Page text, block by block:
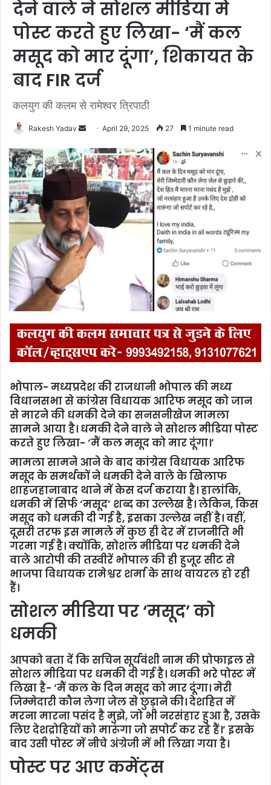
देने वाले ने सोशल मीडिया मे
पोस्ट करते हुए लिखा- ‘मैं कल
मसूद को मार दूंगा’, शिकायत के
बाद FIR दर्ज
कलयुग की कलम से रामेश्वर त्रिपाठी
Rakesh Yadav
n
d
a
n
e
m
i
April 29, 2025 27 1 minute read
भोपाल- मध्यप्रदेश की राजधानी भोपाल की मध्य
विधानसभा से कांग्रेस विधायक आरिफ मसूद को जान
से मारने की धमकी देने का सनसनीखेज मामला
सामने आया है। धमकी देने वाले ने सोशल मीडिया पोस्ट
करते हुए लिखा- ‘मैं कल मसूद को मार दूंगा।’
मामला सामने आने के बाद कांग्रेस विधायक आरिफ
मसूद के समर्थकों ने धमकी देने वाले के खिलाफ
शाहजहानाबाद थाने में केस दर्ज कराया है। हालांकि,
धमकी में सिर्फ ‘मसूद’ शब्द का उल्लेख है। लेकिन, किस
मसूद को धमकी दी गई है, इसका उल्लेख नहीं है। वहीं,
दूसरी तरफ इस मामले में कुछ ही देर में राजनीति भी
गरमा गई है। क्योंकि, सोशल मीडिया पर धमकी देने
वाले आरोपी की तस्वीरें भोपाल की ही हुजूर सीट से
भाजपा विधायक रामेश्वर शर्मा के साथ वायरल हो रही
हैं।
सोशल मीडिया पर ‘मसूद’ को
धमकी
आपको बता दें कि सचिन सूर्यवंशी नाम की प्रोफाइल से
सोशल मीडिया पर धमकी दी गई है। धमकी भरे पोस्ट में
लिखा है- ‘मैं कल के दिन मसूद को मार दूंगा। मेरी
जिम्मेदारी कौन लेगा जेल से छुड़ाने की। देशहित में
मरना मारना पसंद है मुझे, जो भी नरसंहार हुआ है, उसके
लिए देशद्रोहियों को मारूंगा जो सपोर्ट कर रहे हैं।’ इसके
बाद उसी पोस्ट में नीचे अंग्रेजी में भी लिखा गया है।
पोस्ट पर आए कमेंट्स